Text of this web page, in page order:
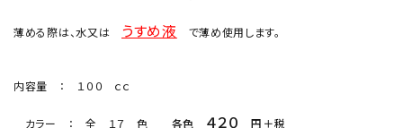
薄める際は、水又は うすめ液 で薄め使用します。
内容量 ： １００ ｃｃ
カラー ： 全 １７ 色 各色 ４２０ 円＋税